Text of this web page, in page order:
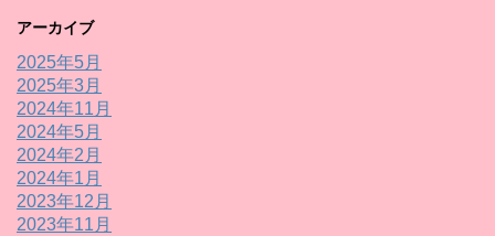
アーカイブ
2025年5月
2025年3月
2024年11月
2024年5月
2024年2月
2024年1月
2023年12月
2023年11月